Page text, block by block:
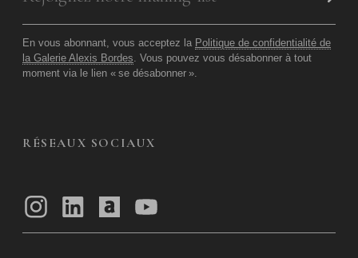
En vous abonnant, vous acceptez la Politique de confidentialité de
la Galerie Alexis Bordes . Vous pouvez vous désabonner à tout
moment via le lien « se désabonner ».
RÉSEAUX SOCIAUX